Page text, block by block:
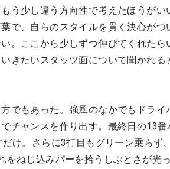
う少し違う方向性で考えたほうがい
で、自らのスタイルを貫く決心がつ
。ここから少しずつ伸びてくれたら
きたいスタッツ面について聞かれる
でもあった。強風のなかでもドライ
チャンスを作り出す。最終日の13番
け。さらに3打目もグリーン乗らず
ねじ込みパーを拾うしぶとさが光っ